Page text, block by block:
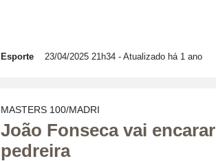
Esporte 23/04/2025 21h34 - Atualizado há 1 ano
MASTERS 100/MADRI
João Fonseca vai encarar
pedreira